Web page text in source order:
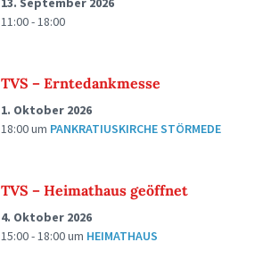
11:00 - 18:00
TVS – Erntedankmesse
1. Oktober 2026
18:00um PANKRATIUSKIRCHE STÖRMEDE
TVS – Heimathaus geöffnet
4. Oktober 2026
15:00 - 18:00um HEIMATHAUS